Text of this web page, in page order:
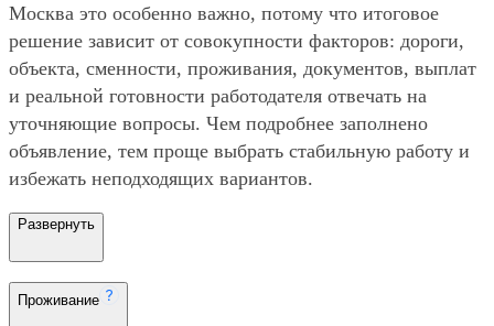
Москва это особенно важно, потому что итоговое
решение зависит от совокупности факторов: дороги,
объекта, сменности, проживания, документов, выплат
и реальной готовности работодателя отвечать на
уточняющие вопросы. Чем подробнее заполнено
объявление, тем проще выбрать стабильную работу и
избежать неподходящих вариантов.
Развернуть
Проживание